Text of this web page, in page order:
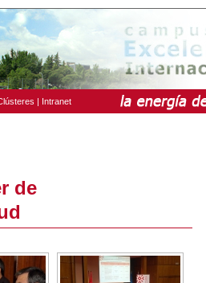
| Intranet
de